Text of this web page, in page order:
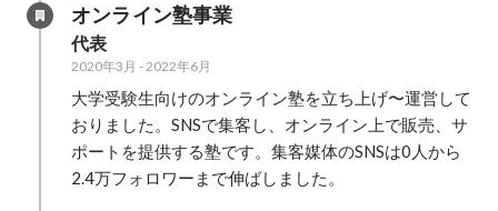
オンライン塾事業
代表
2020年3月 -2022年6月
大学受験生向けのオンライン塾を立ち上げ〜運営して
おりました。SNSで集客し、オンライン上で販売、サ
ポートを提供する塾です。集客媒体のSNSは0人から
2.4万フォロワーまで伸ばしました。